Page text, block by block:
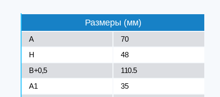
Размеры (мм)
A
70
H
48
B+0,5
110.5
A1
35